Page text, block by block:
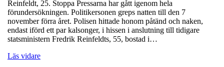
Reinfeldt, 25. Stoppa Pressarna har gått igenom hela
förundersökningen. Politikersonen greps natten till den 7
november förra året. Polisen hittade honom påtänd och naken,
endast iförd ett par kalsonger, i hissen i anslutning till tidigare
statsministern Fredrik Reinfeldts, 55, bostad i…
Läs vidare